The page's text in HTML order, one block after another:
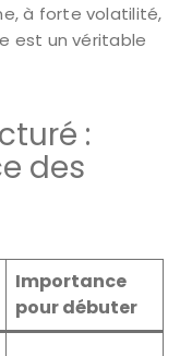
à forte volatilité,
est un véritable
:
des
Importance
pour débuter